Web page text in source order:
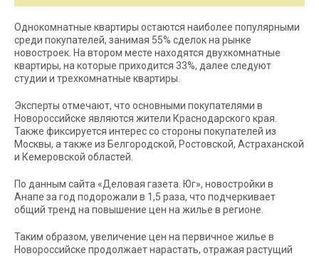
Однокомнатные квартиры остаются наиболее популярными
среди покупателей, занимая 55% сделок на рынке
новостроек. На втором месте находятся двухкомнатные
квартиры, на которые приходится 33%, далее следуют
студии и трехкомнатные квартиры.
Эксперты отмечают, что основными покупателями в
Новороссийске являются жители Краснодарского края.
Также фиксируется интерес со стороны покупателей из
Москвы, а также из Белгородской, Ростовской, Астраханской
и Кемеровской областей.
По данным сайта «Деловая газета. Юг», новостройки в
Анапе за год подорожали в 1,5 раза, что подчеркивает
общий тренд на повышение цен на жилье в регионе.
Таким образом, увеличение цен на первичное жилье в
Новороссийске продолжает нарастать, отражая растущий